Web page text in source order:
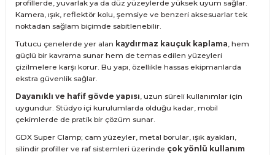
profillerde, yuvarlak ya da düz yüzeylerde yüksek uyum sağlar.
Kamera, ışık, reflektör kolu, şemsiye ve benzeri aksesuarlar tek
noktadan sağlam biçimde sabitlenebilir.
Tutucu çenelerde yer alan kaydırmaz kauçuk kaplama, hem
güçlü bir kavrama sunar hem de temas edilen yüzeyleri
çizilmelere karşı korur. Bu yapı, özellikle hassas ekipmanlarda
ekstra güvenlik sağlar.
Dayanıklı ve hafif gövde yapısı, uzun süreli kullanımlar için
uygundur. Stüdyo içi kurulumlarda olduğu kadar, mobil
çekimlerde de pratik bir çözüm sunar.
GDX Super Clamp; cam yüzeyler, metal borular, ışık ayakları,
silindir profiller ve raf sistemleri üzerinde çok yönlü kullanım